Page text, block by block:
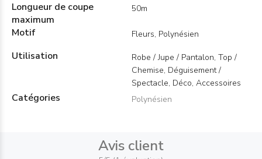
Longueur de coupe
maximum
50m
Motif Fleurs, Polynésien
Utilisation
Robe / Jupe / Pantalon, Top /
Chemise, Déguisement /
Spectacle, Déco, Accessoires
Catégories Polynésien
Avis client